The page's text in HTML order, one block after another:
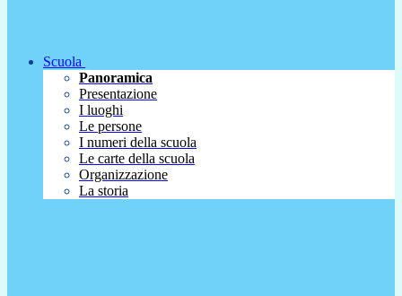
Scuola
Panoramica
Presentazione
I luoghi
Le persone
I numeri della scuola
Le carte della scuola
Organizzazione
La storia